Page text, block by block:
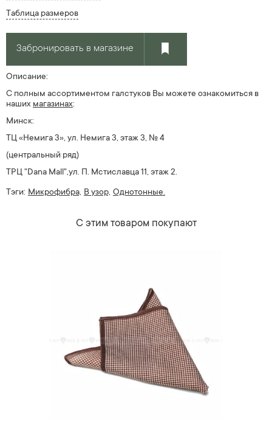
Таблица размеров
Забронировать в магазине
Описание:
С полным ассортиментом галстуков Вы можете ознакомиться в
наших магазинах:
Минск:
ТЦ «Немига 3», ул. Немига 3, этаж 3, № 4
(центральный ряд)
ТРЦ "Dana Mall",ул. П. Мстиславца 11, этаж 2.
Тэги: Микрофибра, В узор, Однотонные.
С этим товаром покупают